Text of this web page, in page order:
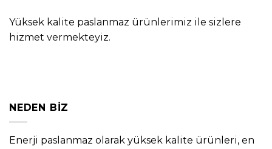
Yüksek kalite paslanmaz ürünlerimiz ile sizlere
hizmet vermekteyiz.
NEDEN BIZ
Enerji paslanmaz olarak yüksek kalite ürünleri, en